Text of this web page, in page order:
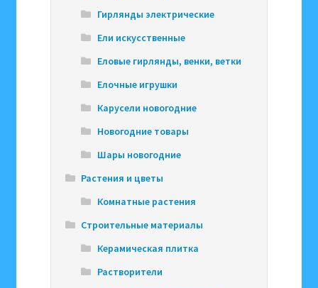
Гирлянды электрические
Ели искусственные
Еловые гирлянды, венки, ветки
Елочные игрушки
Карусели новогодние
Новогодние товары
Шары новогодние
Растения и цветы
Комнатные растения
Строительные материалы
Керамическая плитка
Растворители